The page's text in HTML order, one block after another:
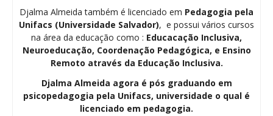
Djalma Almeida também é licenciado em Pedagogia pela
Unifacs (Universidade Salvador), e possui vários cursos
na área da educação como : Educacação Inclusiva,
Neuroeducação, Coordenação Pedagógica, e Ensino
Remoto através da Educação Inclusiva.
Djalma Almeida agora é pós graduando em
psicopedagogia pela Unifacs, universidade o qual é
licenciado em pedagogia.